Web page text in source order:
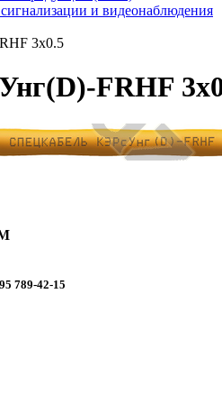
и видеонаблюдения
3х0.5
FRHF
789-42-15